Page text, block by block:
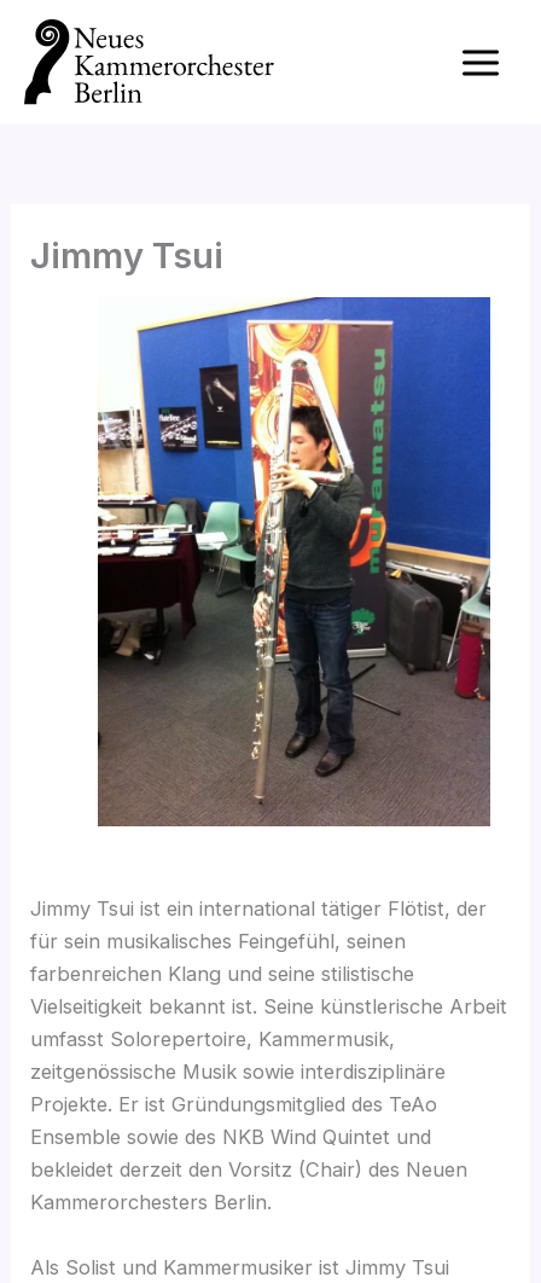
Inhalt
springen
Jimmy Tsui
Jimmy Tsui ist ein international tätiger Flötist, der
für sein musikalisches Feingefühl, seinen
farbenreichen Klang und seine stilistische
Vielseitigkeit bekannt ist. Seine künstlerische Arbeit
umfasst Solorepertoire, Kammermusik,
zeitgenössische Musik sowie interdisziplinäre
Projekte. Er ist Gründungsmitglied des TeAo
Ensemble sowie des NKB Wind Quintet und
bekleidet derzeit den Vorsitz (Chair) des Neuen
Kammerorchesters Berlin.
Als Solist und Kammermusiker ist Jimmy Tsui